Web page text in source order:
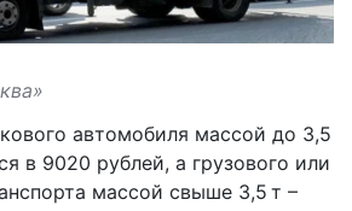
автомобиля массой до 3,5
в 9020 рублей, а грузового или
массой свыше 3,5 т –